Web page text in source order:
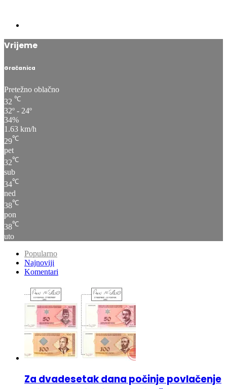
Vrijeme
Gračanica
Pretežno oblačno
32℃
32º - 24º
34%
1.63 km/h
29℃
pet
32℃
sub
34℃
ned
38℃
pon
℃
Popularno
Komentari